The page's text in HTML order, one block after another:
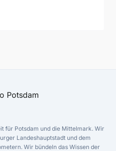
für Potsdam und die Mittelmark. Wir
Landeshauptstadt und dem
Wir bündeln das Wissen der